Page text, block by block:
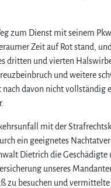
zum Dienst mit seinem
Zeit auf Rot stand,
dritten und vierten
und weitere
davon nicht
mit der
ein geeignetes
Dietrich die
unseres
zu besuchen und